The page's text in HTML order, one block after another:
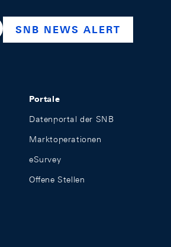
snb_bns
ch.linkedin.com/company/swiss-
https://www.youtube.com/
SNB NEWS ALERT
Portale
Datenportal der SNB
Marktoperationen
eSurvey
Offene Stellen